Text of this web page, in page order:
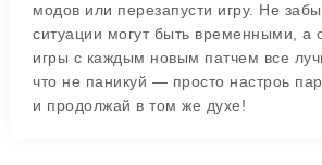
модов или перезапусти игру. Не
ситуации могут быть временными, а
игры с каждым новым патчем все
что не паникуй — просто настроь
и продолжай в том же духе!